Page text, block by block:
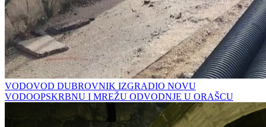
VODOVOD DUBROVNIK IZGRADIO NOVU
VODOOPSKRBNU I MREŽU ODVODNJE U ORAŠCU